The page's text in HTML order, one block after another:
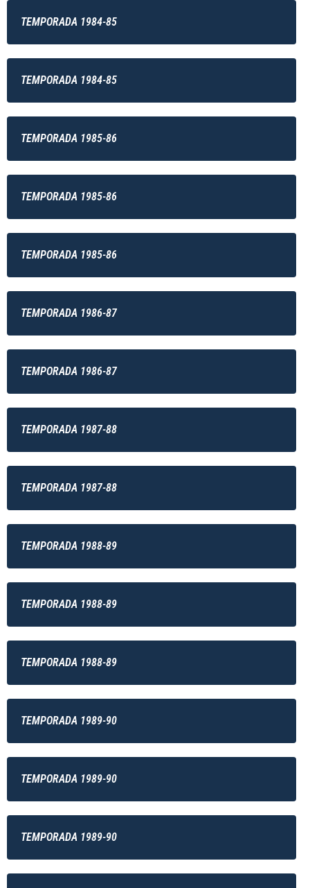
TEMPORADA 1984-85
TEMPORADA 1984-85
TEMPORADA 1985-86
TEMPORADA 1985-86
TEMPORADA 1985-86
TEMPORADA 1986-87
TEMPORADA 1986-87
TEMPORADA 1987-88
TEMPORADA 1987-88
TEMPORADA 1988-89
TEMPORADA 1988-89
TEMPORADA 1988-89
TEMPORADA 1989-90
TEMPORADA 1989-90
TEMPORADA 1989-90